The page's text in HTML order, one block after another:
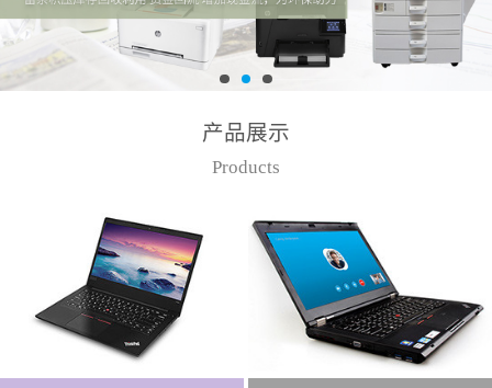
产品展示
Products